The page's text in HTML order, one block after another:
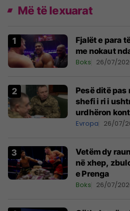
Më të lexuarat
Fjalët e para
me nokaut
Boks 26/07/
Pesë ditë pas
shefi i ri i
urdhëron
Evropa 26/07/
Vetëm dy
në xhep,
e Prenga
Boks 26/07/